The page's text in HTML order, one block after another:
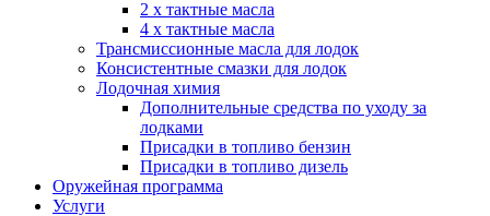
2 х тактные масла
4 х тактные масла
Трансмиссионные масла для лодок
Консистентные смазки для лодок
Лодочная химия
Дополнительные средства по уходу за
лодками
Присадки в топливо бензин
Присадки в топливо дизель
Оружейная программа
Услуги